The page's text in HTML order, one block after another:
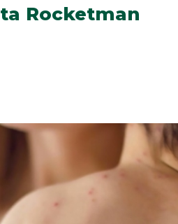
Rocketman